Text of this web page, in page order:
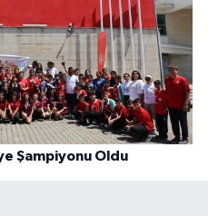
Şampiyonu Oldu